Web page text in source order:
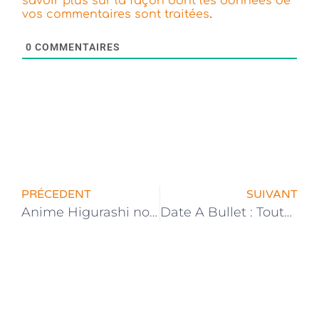
vos commentaires sont traitées.
0 COMMENTAIRES
PRÉCEDENT
Anime Higurashi no naku koro ni 2020 : Un teaser dévoilé !
SUIVANT
Date A Bullet : Toutes les infos sur le film anime